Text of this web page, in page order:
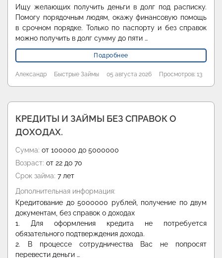
Ищу желающих получить деньги в долг под расписку.
Помогу порядочным людям, окажу финансовую помощь
в срочном порядке. Только по паспорту и без справок
можно получить в долг сумму до пяти …
Подробнее
Александр Быстрые Займы 05 августа 2026 Просмотров: 13
КРЕДИТЫ И ЗАЙМЫ БЕЗ СПРАВОК О
ДОХОДАХ.
Сумма: от 100000 до 5000000
Возраст: от 22 до 70
Срок займа: 7 лет
Дополнительная информация:
Кредитование до 5000000 рублей, получение по двум
документам, без справок о доходах
1. Для оформления кредита не потребуется
обязательного подтверждения дохода.
2. В процессе сотрудничества Вас не попросят
перевести деньги …